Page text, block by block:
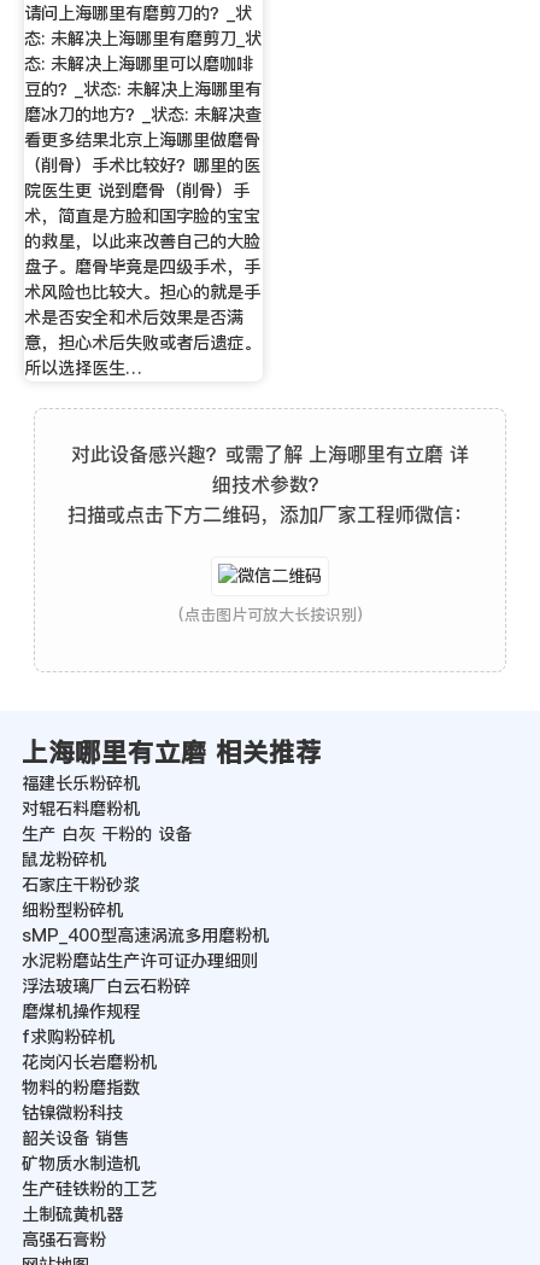
请问上海哪里有磨剪刀的？_状
态: 未解决上海哪里有磨剪刀_状
态: 未解决上海哪里可以磨咖啡
豆的？_状态: 未解决上海哪里有
磨冰刀的地方？_状态: 未解决查
看更多结果北京上海哪里做磨骨
（削骨）手术比较好？哪里的医
院医生更 说到磨骨（削骨）手
术，简直是方脸和国字脸的宝宝
的救星，以此来改善自己的大脸
盘子。磨骨毕竟是四级手术，手
术风险也比较大。担心的就是手
术是否安全和术后效果是否满
意，担心术后失败或者后遗症。
所以选择医生…
对此设备感兴趣？或需了解 上海哪里有立磨 详
细技术参数？
扫描或点击下方二维码，添加厂家工程师微信：
(点击图片可放大长按识别)
上海哪里有立磨 相关推荐
福建长乐粉碎机
对辊石料磨粉机
生产 白灰 干粉的 设备
鼠龙粉碎机
石家庄干粉砂浆
细粉型粉碎机
sMP_400型高速涡流多用磨粉机
水泥粉磨站生产许可证办理细则
浮法玻璃厂白云石粉碎
磨煤机操作规程
f求购粉碎机
花岗闪长岩磨粉机
物料的粉磨指数
钴镍微粉科技
韶关设备 销售
矿物质水制造机
生产硅铁粉的工艺
土制硫黄机器
高强石膏粉